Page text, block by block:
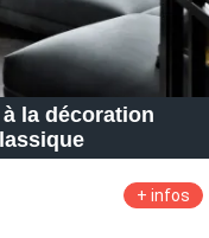
la décoration
+ infos